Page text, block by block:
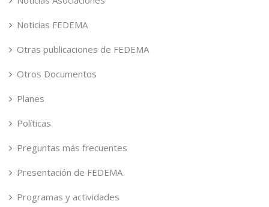
Noticias FEDEMA
Otras publicaciones de FEDEMA
Otros Documentos
Planes
Políticas
Preguntas más frecuentes
Presentación de FEDEMA
Programas y actividades